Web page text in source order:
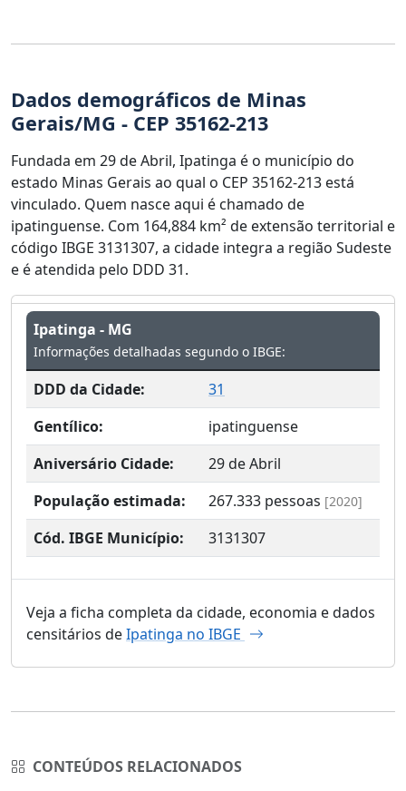
Dados demográficos de Minas
Gerais/MG - CEP 35162-213
Fundada em 29 de Abril, Ipatinga é o município do
estado Minas Gerais ao qual o CEP 35162-213 está
vinculado. Quem nasce aqui é chamado de
ipatinguense. Com 164,884 km² de extensão territorial e
código IBGE 3131307, a cidade integra a região Sudeste
e é atendida pelo DDD 31.
Ipatinga - MG
Informações detalhadas segundo o IBGE:
DDD da Cidade:
31
Gentílico:
ipatinguense
Aniversário Cidade:
29 de Abril
População estimada:
267.333 pessoas [2020]
Cód. IBGE Município: 3131307
Veja a ficha completa da cidade, economia e dados
censitários deIpatinga no IBGE
CONTEÚDOS RELACIONADOS